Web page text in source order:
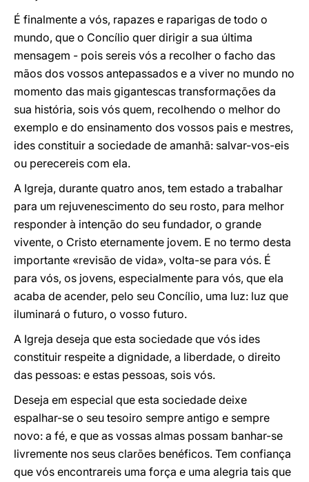
É finalmente a vós, rapazes e raparigas de todo o
mundo, que o Concílio quer dirigir a sua última
mensagem - pois sereis vós a recolher o facho das
mãos dos vossos antepassados e a viver no mundo no
momento das mais gigantescas transformações da
sua história, sois vós quem, recolhendo o melhor do
exemplo e do ensinamento dos vossos pais e mestres,
ides constituir a sociedade de amanhã: salvar-vos-eis
ou perecereis com ela.
A Igreja, durante quatro anos, tem estado a trabalhar
para um rejuvenescimento do seu rosto, para melhor
responder à intenção do seu fundador, o grande
vivente, o Cristo eternamente jovem. E no termo desta
importante «revisão de vida», volta-se para vós. É
para vós, os jovens, especialmente para vós, que ela
acaba de acender, pelo seu Concílio, uma luz: luz que
iluminará o futuro, o vosso futuro.
A Igreja deseja que esta sociedade que vós ides
constituir respeite a dignidade, a liberdade, o direito
das pessoas: e estas pessoas, sois vós.
Deseja em especial que esta sociedade deixe
espalhar-se o seu tesoiro sempre antigo e sempre
novo: a fé, e que as vossas almas possam banhar-se
livremente nos seus clarões benéficos. Tem confiança
que vós encontrareis uma força e uma alegria tais que